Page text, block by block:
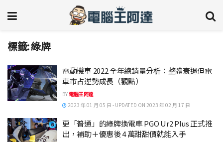
標籤:綠牌
電動機車 2022 全年總銷量分析：整體衰退但電
車市占逆勢成長（觀點）
BY 電腦王阿達
2023 年 01 月 05 日 - UPDATED ON 2023 年 02 月 17 日
更「普通」的綠牌換電車 PGO Ur2 Plus 正式推
出，補助＋優惠後 4 萬甜甜價就能入手